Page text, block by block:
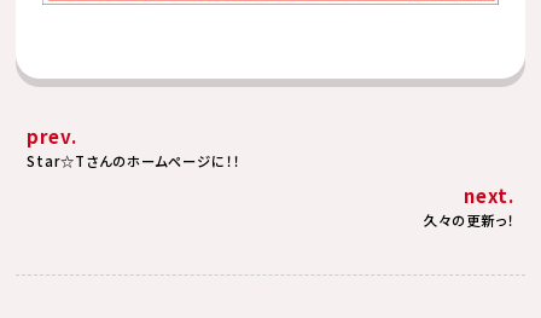
prev.
Star☆Tさんのホームページに！！
next.
久々の更新っ！